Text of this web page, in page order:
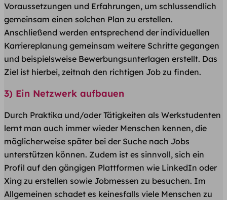
Voraussetzungen und Erfahrungen, um schlussendlich
gemeinsam einen solchen Plan zu erstellen.
Anschließend werden entsprechend der individuellen
Karriereplanung gemeinsam weitere Schritte gegangen
und beispielsweise Bewerbungsunterlagen erstellt. Das
Ziel ist hierbei, zeitnah den richtigen Job zu finden.
3) Ein Netzwerk aufbauen
Durch Praktika und/oder Tätigkeiten als Werkstudenten
lernt man auch immer wieder Menschen kennen, die
möglicherweise später bei der Suche nach Jobs
unterstützen können. Zudem ist es sinnvoll, sich ein
Profil auf den gängigen Plattformen wie LinkedIn oder
Xing zu erstellen sowie Jobmessen zu besuchen. Im
Allgemeinen schadet es keinesfalls viele Menschen zu